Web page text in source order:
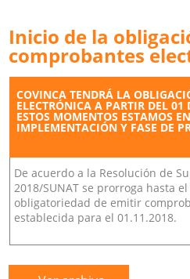
Inicio de la
comprobantes
COVINCA TENDRÁ LA
ELECTRÓNICA A PARTIR DEL
ESTOS MOMENTOS ESTAMOS
IMPLEMENTACIÓN Y FASE DE
De acuerdo a la Resolución de
2018/SUNAT se prorroga hasta
obligatoriedad de emitir
establecida para el 01.11.2018.